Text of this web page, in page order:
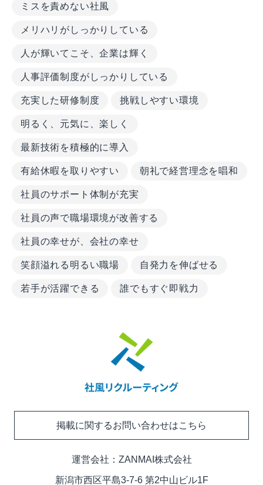
ミスを責めない社風
メリハリがしっかりしている
人が輝いてこそ、企業は輝く
人事評価制度がしっかりしている
充実した研修制度 挑戦しやすい環境
明るく、元気に、楽しく
最新技術を積極的に導入
有給休暇を取りやすい 朝礼で経営理念を唱和
社員のサポート体制が充実
社員の声で職場環境が改善する
社員の幸せが、会社の幸せ
笑顔溢れる明るい職場 自発力を伸ばせる
若手が活躍できる 誰でもすぐ即戦力
掲載に関するお問い合わせはこちら
運営会社： ZANMAI株式会社
新潟市西区平島3-7-6 第2中山ビル1F